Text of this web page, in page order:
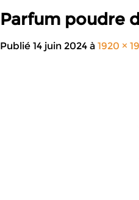
Parfum poudre
Publié 14 juin 2024 à 1920 ×